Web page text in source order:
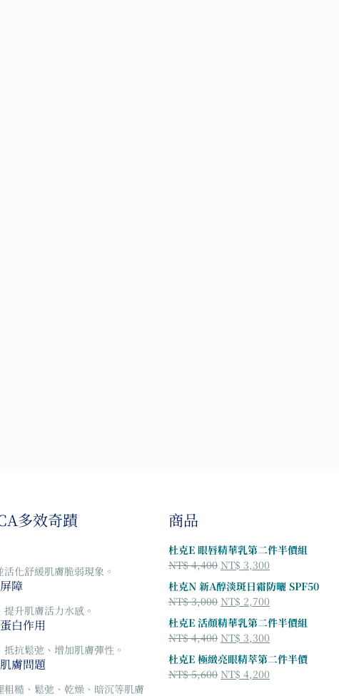
多效奇蹟
活化舒緩肌膚脆弱現象。
障
升肌膚活力水感。
白作用
抗鬆弛、增加肌膚彈性。
膚問題
粗糙、鬆弛、乾燥、暗沉等肌膚
商品
杜克E 眼唇精華乳第二件半價組
NT$4,400 原
始
價
格：
NT$ 4,400。
NT$ 3,300
前
價
格：
NT$ 3,300。
杜克N 新A醇淡斑日霜防曬 SPF50
NT$3,000 原
始
價
格：
NT$ 3,000。
NT$ 2,700
前
價
格：
NT$ 2,700。
杜克E 活顏精華乳第二件半價組
NT$4,400 原
始
價
格：
NT$ 3,300
前
價
格：
杜克E 極緻亮眼精萃第二件半價
NT$5,600 原
NT$ 4,200